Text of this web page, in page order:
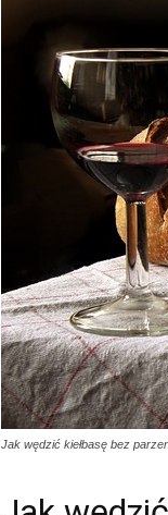
Jak wędzić kiełbasę bez